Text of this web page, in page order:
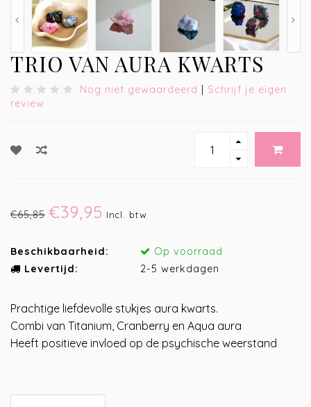
TRIO VAN AURA KWARTS
Nog niet gewaardeerd | Schrijf je eigen
review
€65,85 €39,95 Incl. btw
Beschikbaarheid:
Op voorraad
Levertijd:
2-5 werkdagen
Prachtige liefdevolle stukjes aura kwarts.
Combi van Titanium, Cranberry en Aqua aura
Heeft positieve invloed op de psychische weerstand